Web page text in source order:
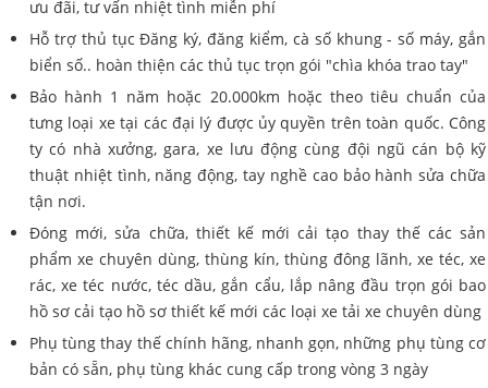
ưu đãi, tư vấn nhiệt tình miễn phí
Hỗ trợ thủ tục Đăng ký, đăng kiểm, cà số khung - số máy, gắn
biển số.. hoàn thiện các thủ tục trọn gói "chìa khóa trao tay"
Bảo hành 1 năm hoặc 20.000km hoặc theo tiêu chuẩn của
tưng loại xe tại các đại lý được ủy quyền trên toàn quốc. Công
ty có nhà xưởng, gara, xe lưu động cùng đội ngũ cán bộ kỹ
thuật nhiệt tình, năng động, tay nghề cao bảo hành sửa chữa
tận nơi.
Đóng mới, sửa chữa, thiết kế mới cải tạo thay thế các sản
phẩm xe chuyên dùng, thùng kín, thùng đông lãnh, xe téc, xe
rác, xe téc nước, téc dầu, gắn cẩu, lắp nâng đầu trọn gói bao
hồ sơ cải tạo hồ sơ thiết kế mới các loại xe tải xe chuyên dùng
Phụ tùng thay thế chính hãng, nhanh gọn, những phụ tùng cơ
bản có sẵn, phụ tùng khác cung cấp trong vòng 3 ngày